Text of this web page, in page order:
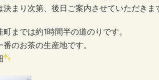
決まり次第、後日ご案内させていただきま
までは約1時間半の道のりです。
のお茶の生産地です。